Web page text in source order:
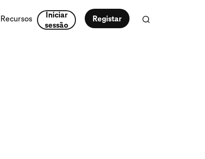
Recursos
Iniciar
sessão
Registar